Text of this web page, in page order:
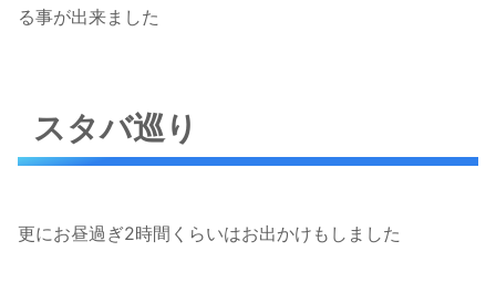
る事が出来ました
スタバ巡り
更にお昼過ぎ2時間くらいはお出かけもしました